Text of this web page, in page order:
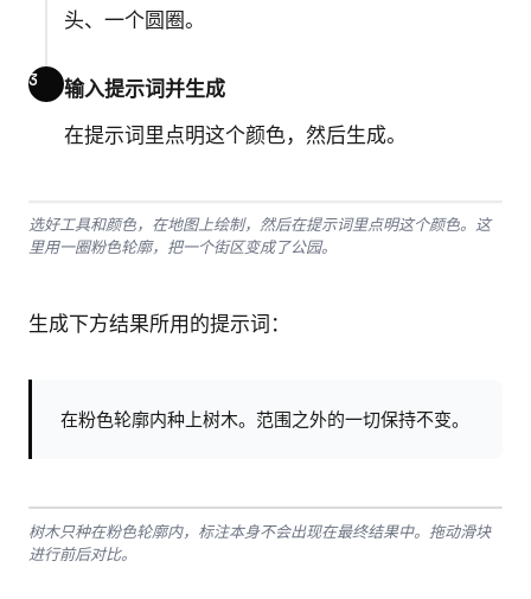
头、一个圆圈。
输入提示词并生成
在提示词里点明这个颜色，然后生成。
选好工具和颜色，在地图上绘制，然后在提示词里点明这个颜色。这
里用一圈粉色轮廓，把一个街区变成了公园。
生成下方结果所用的提示词：
在粉色轮廓内种上树木。范围之外的一切保持不变。
BEFORE AFTER
树木只种在粉色轮廓内，标注本身不会出现在最终结果中。拖动滑块
进行前后对比。